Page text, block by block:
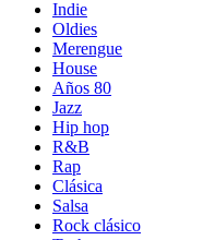
Indie
Oldies
Merengue
House
Años 80
Jazz
Hip hop
R&B
Rap
Clásica
Salsa
Rock clásico